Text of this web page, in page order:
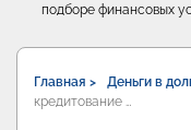
подборе финансовых
Главная > Деньги в
кредитование …